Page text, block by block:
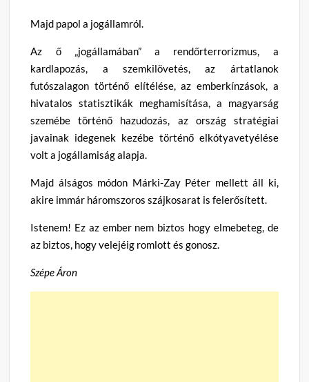
Majd papol a jogállamról.
Az ő „jogállamában” a rendőrterrorizmus, a
kardlapozás, a szemkilövetés, az ártatlanok
futószalagon történő elítélése, az emberkínzások, a
hivatalos statisztikák meghamisítása, a magyarság
szemébe történő hazudozás, az ország stratégiai
javainak idegenek kezébe történő elkótyavetyélése
volt a jogállamiság alapja.
Majd álságos módon Márki-Zay Péter mellett áll ki,
akire immár háromszoros szájkosarat is felerősített.
Istenem! Ez az ember nem biztos hogy elmebeteg, de
az biztos, hogy velejéig romlott és gonosz.
Szépe Áron